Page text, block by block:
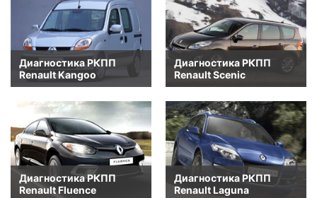
Диагностика РКПП
Renault Kangoo
Диагностика РКПП
Renault Scenic
Диагностика РКПП
Renault Fluence
Диагностика РКПП
Renault Laguna